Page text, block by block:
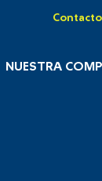
Contacto
NUESTRA